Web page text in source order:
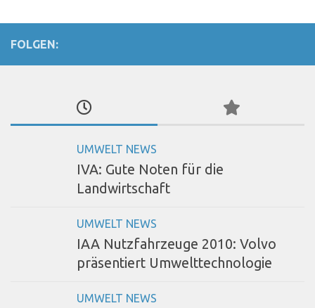
FOLGEN:
UMWELT NEWS
IVA: Gute Noten für die
Landwirtschaft
UMWELT NEWS
IAA Nutzfahrzeuge 2010: Volvo
präsentiert Umwelttechnologie
UMWELT NEWS